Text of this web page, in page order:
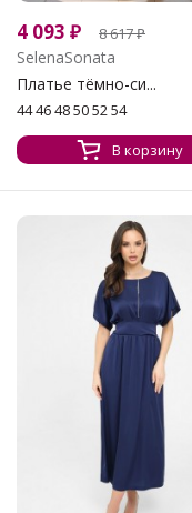
4 093 ₽ 8 617₽
SelenaSonata
Платье тёмно-си...
44 46 48 50 52 54
В корзину